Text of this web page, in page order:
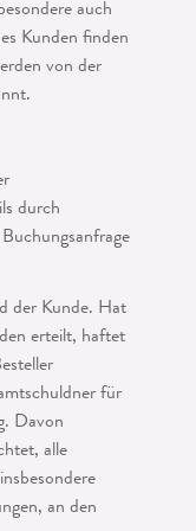
auch
Kunden finden
von der
durch
der Kunde. Hat
erteilt, haftet
für
Davon
alle
an den